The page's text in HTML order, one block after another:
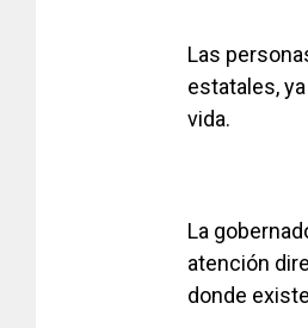
Las
estatales,
vida.
La
atención
donde